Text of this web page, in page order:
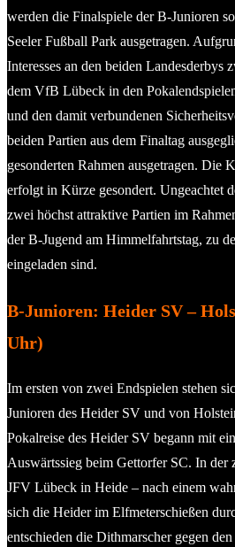
werden die Finalspiele der B-Junioren
Seeler Fußball Park ausgetragen.
Interesses an den beiden Landesderbys
dem VfB Lübeck in den
und den damit verbundenen
beiden Partien aus dem Finaltag
gesonderten Rahmen ausgetragen. Die
erfolgt in Kürze gesondert. Ungeachtet
zwei höchst attraktive Partien im
der B-Jugend am Himmelfahrtstag, zu
eingeladen sind.
B-Junioren: Heider SV –
Uhr)
Im ersten von zwei Endspielen stehen
Junioren des Heider SV und von
Pokalreise des Heider SV begann mit
Auswärtssieg beim Gettorfer SC. In der
JFV Lübeck in Heide – nach einem
sich die Heider im Elfmeterschießen
entschieden die Dithmarscher gegen